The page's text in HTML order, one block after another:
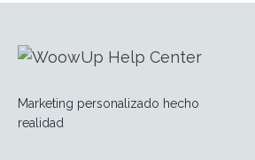
Marketing personalizado hecho
realidad